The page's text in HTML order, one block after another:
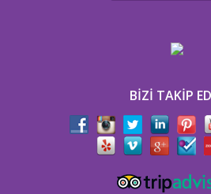
BIZI TAKIP